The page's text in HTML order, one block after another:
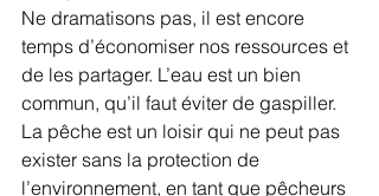
Ne dramatisons pas, il est encore
temps d’économiser nos ressources et
de les partager. L’eau est un bien
commun, qu’il faut éviter de gaspiller.
La pêche est un loisir qui ne peut pas
exister sans la protection de
l’environnement, en tant que pêcheurs